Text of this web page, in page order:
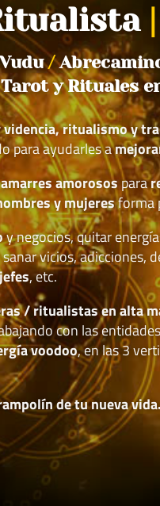
/
y Rituales
ritualismo y
para ayudarles a
amarres amorosospara
y mujeresforma
y negocios, quitar
vicios, adicciones,
jefes, etc.
/ ritualistas en alta
con las
voodoo, en las 3
de tu nueva